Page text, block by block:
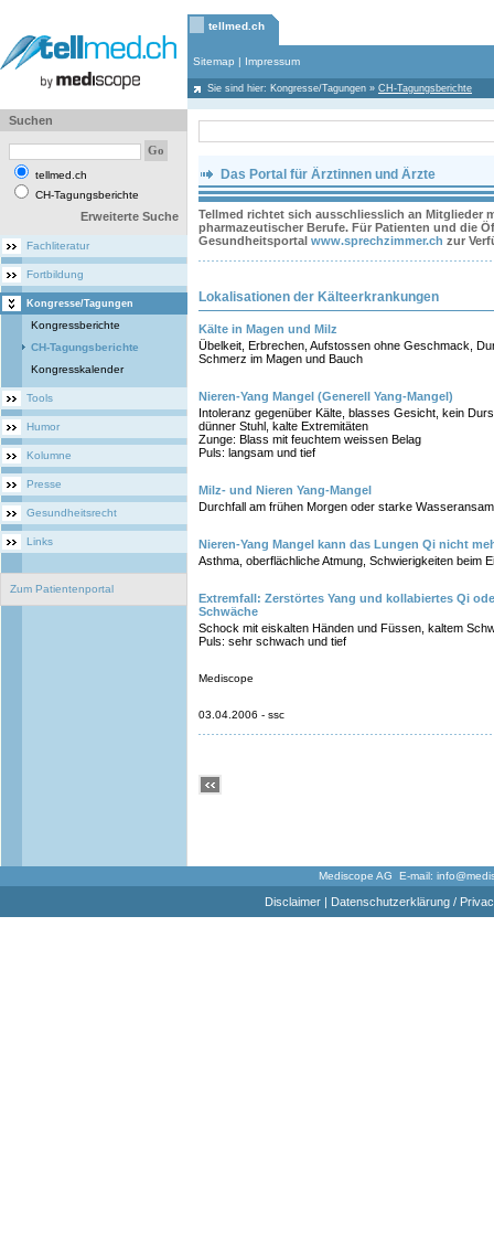
tellmed.ch
Sitemap | Impressum
Sie sind hier: Kongresse/Tagungen » CH-Tagungsberichte
Suchen
tellmed.ch
CH-Tagungsberichte
Erweiterte Suche
Fachliteratur
Fortbildung
Kongresse/Tagungen
Kongressberichte
CH-Tagungsberichte
Kongresskalender
Tools
Humor
Kolumne
Presse
Gesundheitsrecht
Links
Zum Patientenportal
Das Portal für Ärztinnen und Ärzte
Tellmed richtet sich ausschliesslich an Mitglieder
pharmazeutischer Berufe. Für Patienten und die
Gesundheitsportal www.sprechzimmer.ch zur
Lokalisationen der Kälteerkrankungen
Kälte in Magen und Milz
Übelkeit, Erbrechen, Aufstossen ohne Geschmack,
Schmerz im Magen und Bauch
Nieren-Yang Mangel (Generell Yang-Mangel)
Intoleranz gegenüber Kälte, blasses Gesicht, kein
dünner Stuhl, kalte Extremitäten
Zunge: Blass mit feuchtem weissen Belag
Puls: langsam und tief
Milz- und Nieren Yang-Mangel
Durchfall am frühen Morgen oder starke
Nieren-Yang Mangel kann das Lungen Qi nicht
Asthma, oberflächliche Atmung, Schwierigkeiten beim
Extremfall: Zerstörtes Yang und kollabiertes Qi
Schwäche
Schock mit eiskalten Händen und Füssen, kaltem
Puls: sehr schwach und tief
Mediscope
03.04.2006 - ssc
Mediscope AG E-mail:
Disclaimer| Datenschutzerklärung /